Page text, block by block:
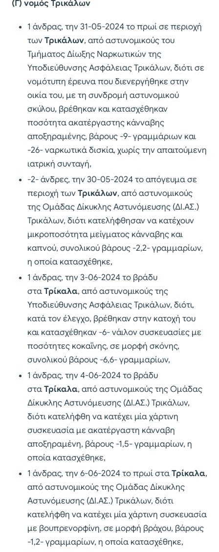
(Γ) νομός Τρικάλων
1 άνδρας, την 31-05-2024 το πρωί σε περιοχή
τωνΤρικάλων, από αστυνομικούς του
Τμήματος Δίωξης Ναρκωτικών της
Υποδιεύθυνσης Ασφάλειας Τρικάλων, διότι σε
νομότυπη έρευνα που διενεργήθηκε στην
οικία του, με τη συνδρομή αστυνομικού
σκύλου, βρέθηκαν και κατασχέθηκαν
ποσότητα ακατέργαστης κάνναβης
αποξηραμένης, βάρους -9- γραμμάριων και
-26- ναρκωτικά δισκία, χωρίς την απαιτούμενη
ιατρική συνταγή,
-2- άνδρες, την 30-05-2024 το απόγευμα σε
περιοχή τωνΤρικάλων, από αστυνομικούς
της Ομάδας Δίκυκλης Αστυνόμευσης (ΔΙ.ΑΣ.)
Τρικάλων, διότι κατελήφθησαν να κατέχουν
μικροποσότητα μείγματος κάνναβης και
καπνού, συνολικού βάρους -2,2- γραμμαρίων,
η οποία κατασχέθηκε,
1 άνδρας, την 3-06-2024 το βράδυ
σταΤρίκαλα, από αστυνομικούς της
Υποδιεύθυνσης Ασφάλειας Τρικάλων, διότι,
κατά τον έλεγχο, βρέθηκαν στην κατοχή του
και κατασχέθηκαν -6- νάιλον συσκευασίες με
ποσότητες κοκαΐνης, σε μορφή σκόνης,
συνολικού βάρους -6,6- γραμμαρίων,
1 άνδρας, την 4-06-2024 το βράδυ
σταΤρίκαλα, από αστυνομικούς της Ομάδας
Δίκυκλης Αστυνόμευσης (ΔΙ.ΑΣ.) Τρικάλων,
διότι κατελήφθη να κατέχει μία χάρτινη
συσκευασία με ακατέργαστη κάνναβη
αποξηραμένη, βάρους -1,5- γραμμαρίων, η
οποία κατασχέθηκε,
1 άνδρας, την 6-06-2024 το πρωί σταΤρίκαλα,
από αστυνομικούς της Ομάδας Δίκυκλης
Αστυνόμευσης (ΔΙ.ΑΣ.) Τρικάλων, διότι
κατελήφθη να κατέχει μία χάρτινη συσκευασία
με βουπρενορφίνη, σε μορφή βράχου, βάρους
-1,2- γραμμαρίων, η οποία κατασχέθηκε,